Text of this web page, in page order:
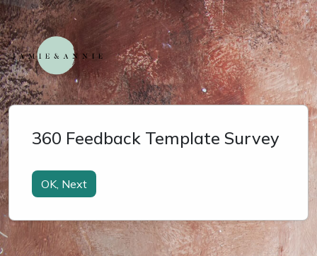
360 Feedback Template Survey